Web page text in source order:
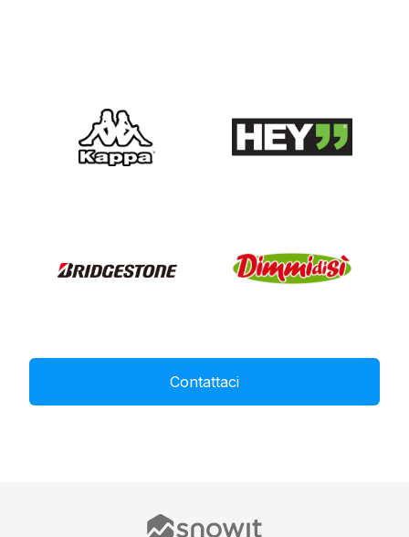
Contattaci